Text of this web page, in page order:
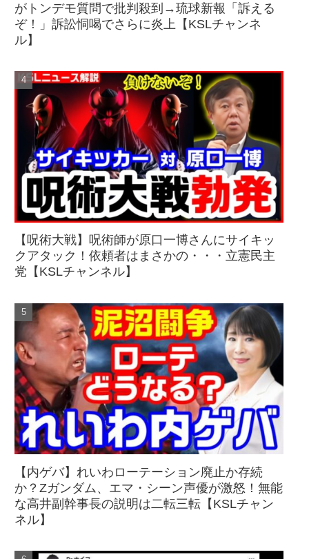
がトンデモ質問で批判殺到→琉球新報「訴える
ぞ！」訴訟恫喝でさらに炎上【KSLチャンネ
ル】
【呪術大戦】呪術師が原口一博さんにサイキッ
クアタック！依頼者はまさかの・・・立憲民主
党【KSLチャンネル】
【内ゲバ】れいわローテーション廃止か存続
か？Zガンダム、エマ・シーン声優が激怒！無能
な高井副幹事長の説明は二転三転【KSLチャン
ネル】